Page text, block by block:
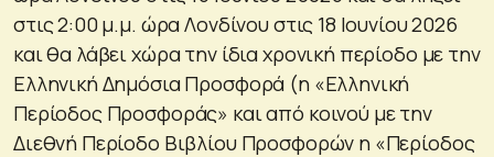
στις 2:00 μ.μ. ώρα Λονδίνου στις 18 Ιουνίου 2026
και θα λάβει χώρα την ίδια χρονική περίοδο με την
Ελληνική Δημόσια Προσφορά (η «Ελληνική
Περίοδος Προσφοράς» και από κοινού με την
Διεθνή Περίοδο Βιβλίου Προσφορών η «Περίοδος